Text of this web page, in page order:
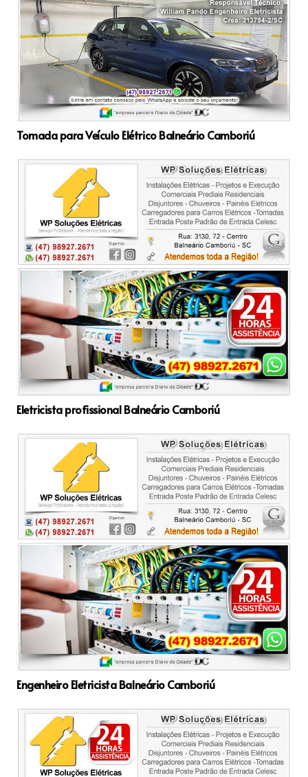
Tomada para Veículo Elétrico Balneário Camboriú
Eletricista profissional Balneário Camboriú
Engenheiro Eletricista Balneário Camboriú